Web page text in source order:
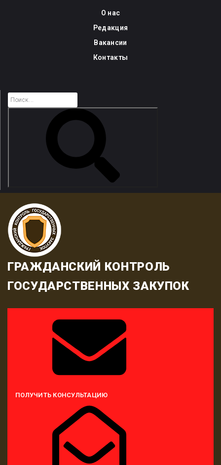
О нас
Редакция
Вакансии
Контакты
ГРАЖДАНСКИЙ КОНТРОЛЬ
ГОСУДАРСТВЕННЫХ ЗАКУПОК
ПОЛУЧИТЬ КОНСУЛЬТАЦИЮ